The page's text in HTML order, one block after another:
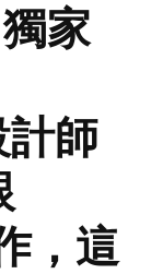
家
師
，這